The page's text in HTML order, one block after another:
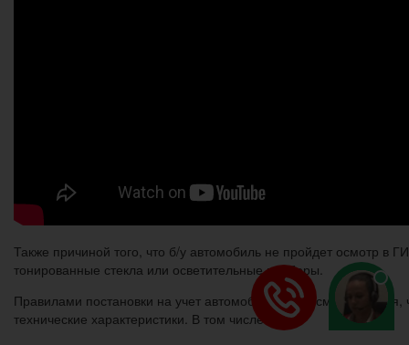
Также причиной того, что б/у автомобиль не пройдет осмотр в
тонированные стекла или осветительные приборы.
Правилами постановки на учет автомобиля
технические характеристики. В том числе: